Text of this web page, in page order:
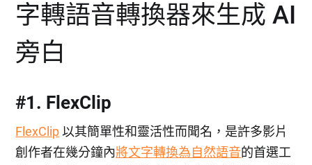
字轉語音轉換器來生成 AI
旁白
#1. FlexClip
FlexClip以其簡單性和靈活性而聞名，是許多影片
創作者在幾分鐘內將文字轉換為自然語音的首選工